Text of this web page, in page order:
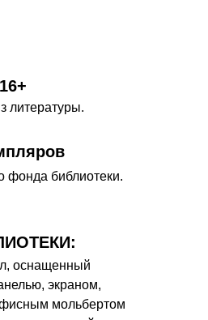
литературы.
фонда библиотеки.
оснащенный
экраном,
мольбертом